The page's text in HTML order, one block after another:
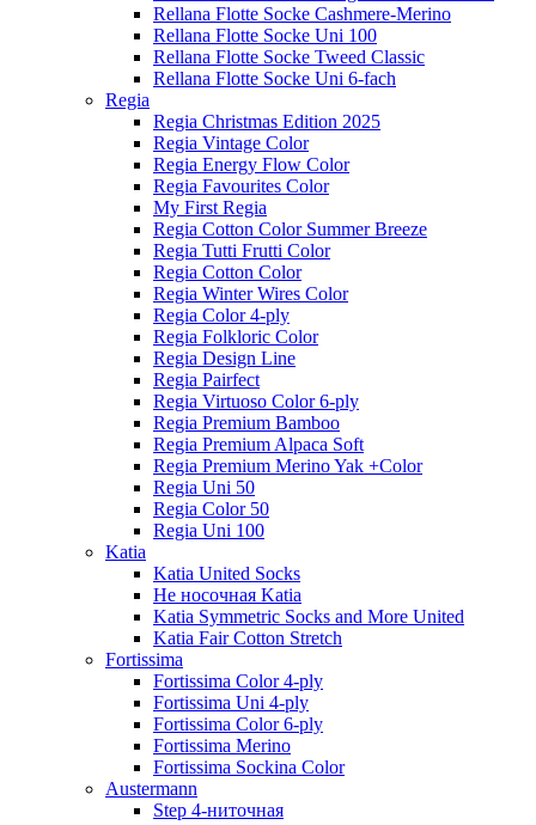
Rellana Flotte Socke Cashmere-Merino
Rellana Flotte Socke Uni 100
Rellana Flotte Socke Tweed Classic
Rellana Flotte Socke Uni 6-fach
Regia
Regia Christmas Edition 2025
Regia Vintage Color
Regia Energy Flow Color
Regia Favourites Color
My First Regia
Regia Cotton Color Summer Breeze
Regia Tutti Frutti Color
Regia Cotton Color
Regia Winter Wires Color
Regia Color 4-ply
Regia Folkloric Color
Regia Design Line
Regia Pairfect
Regia Virtuoso Color 6-ply
Regia Premium Bamboo
Regia Premium Alpaca Soft
Regia Premium Merino Yak +Color
Regia Uni 50
Regia Color 50
Regia Uni 100
Katia
Katia United Socks
Не носочная Katia
Katia Symmetric Socks and More United
Katia Fair Cotton Stretch
Fortissima
Fortissima Color 4-ply
Fortissima Uni 4-ply
Fortissima Color 6-ply
Fortissima Merino
Fortissima Sockina Color
Austermann
Step 4-ниточная